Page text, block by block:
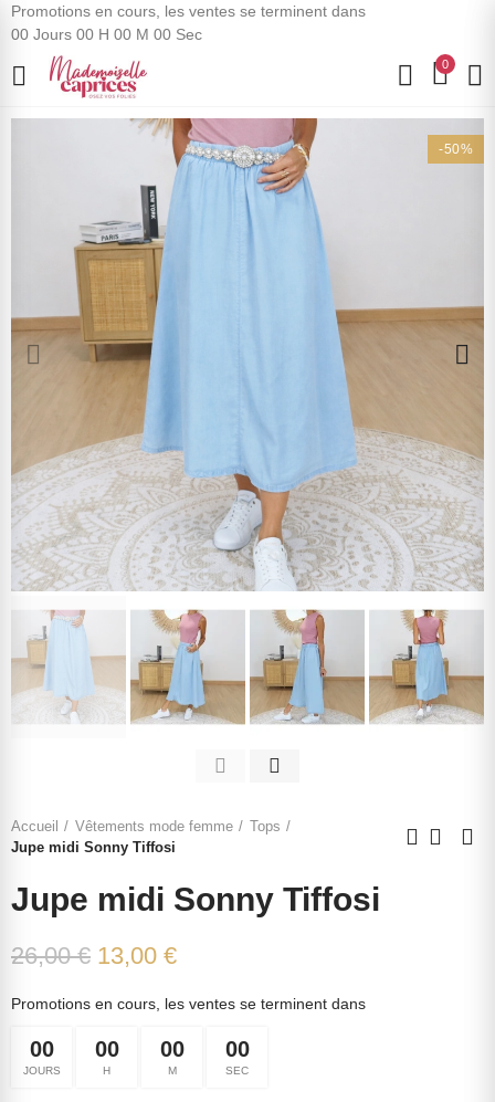
Promotions en cours, les ventes se terminent dans
00 Jours 00 H 00 M 00 Sec
0
-50%
Accueil Vêtements mode femme
Tops
Jupe midi Sonny Tiffosi
Jupe midi Sonny Tiffosi
26,00 € 13,00 €
Promotions en cours, les ventes se terminent dans
00
JOURS
00
H
00
M
00
SEC